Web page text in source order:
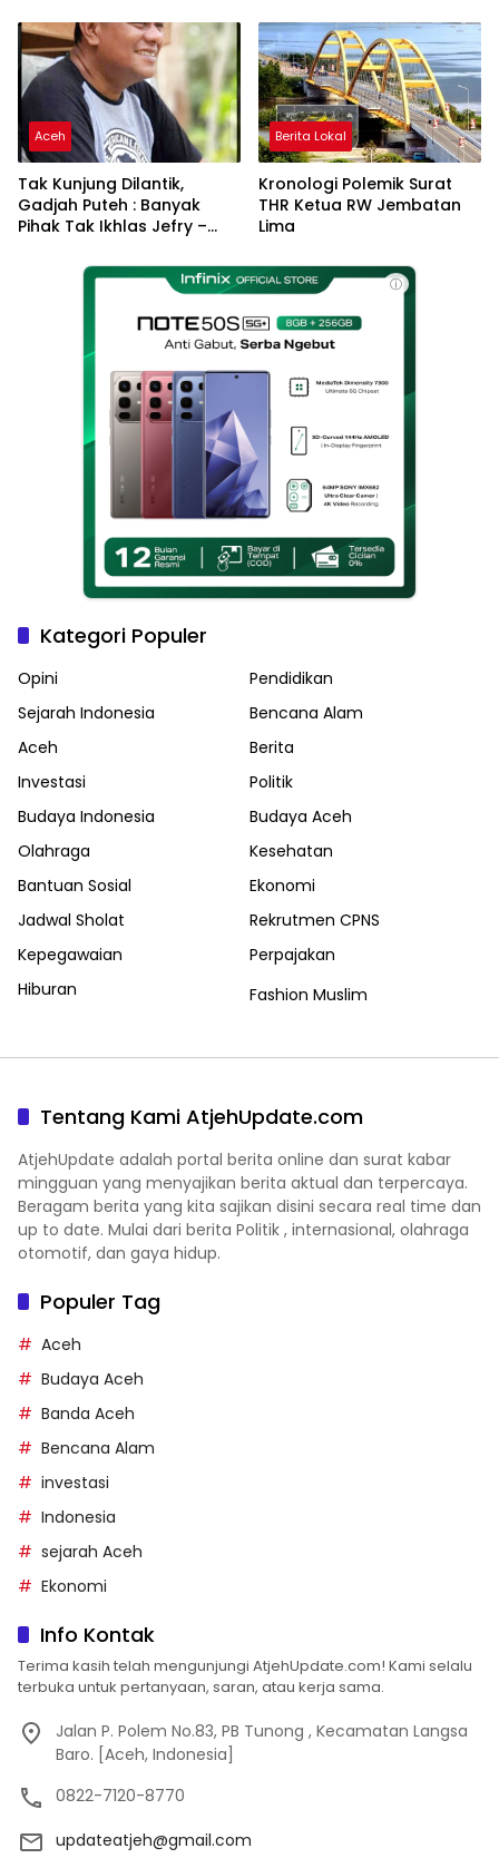
Aceh
Tak Kunjung Dilantik,
Gadjah Puteh : Banyak
Pihak Tak Ikhlas Jefry –
Berita Lokal
Kronologi Polemik Surat
THR Ketua RW Jembatan
Lima
ⓘ
Kategori Populer
Opini
Pendidikan
Sejarah Indonesia
Bencana Alam
Aceh
Berita
Investasi
Politik
Budaya Indonesia
Budaya Aceh
Olahraga
Kesehatan
Bantuan Sosial
Ekonomi
Jadwal Sholat
Rekrutmen CPNS
Kepegawaian
Perpajakan
Hiburan
Fashion Muslim
Tentang Kami AtjehUpdate.com
AtjehUpdate adalah portal berita online dan surat kabar
mingguan yang menyajikan berita aktual dan terpercaya.
Beragam berita yang kita sajikan disini secara real time dan
up to date. Mulai dari berita Politik , internasional, olahraga
otomotif, dan gaya hidup.
Populer Tag
Aceh
Budaya Aceh
Banda Aceh
Bencana Alam
investasi
Indonesia
sejarah Aceh
Ekonomi
Info Kontak
Terima kasih telah mengunjungi AtjehUpdate.com! Kami selalu
terbuka untuk pertanyaan, saran, atau kerja sama.
Jalan P. Polem No.83, PB Tunong , Kecamatan Langsa
Baro. [Aceh, Indonesia]
0822-7120-8770
updateatjeh@gmail.com